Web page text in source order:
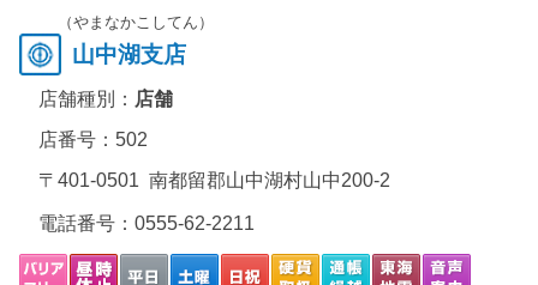
（やまなかこしてん）
山中湖支店
店舗種別： 店舗
店番号：502
〒401-0501 南都留郡山中湖村山中200-2
電話番号： 0555-62-2211